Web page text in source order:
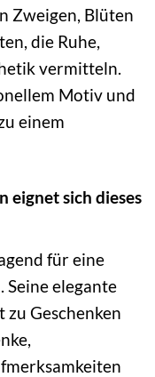
Zweigen, Blüten
die Ruhe,
vermitteln.
Motiv und
einem
eignet sich dieses
für eine
Seine elegante
zu Geschenken